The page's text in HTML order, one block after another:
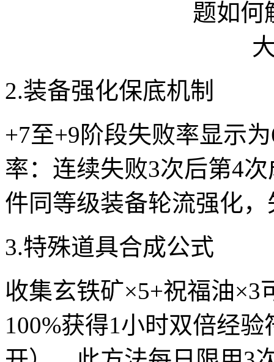
2.装备强化保底机制
+7至+9阶段失败率显示
率：连续失败3次后第4
件同等级装备轮流强化
3.特殊道具合成公式
收集玄铁矿×5+祝福油×3
100%获得1小时双倍经